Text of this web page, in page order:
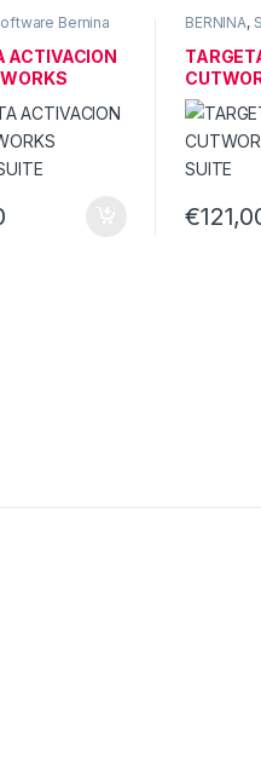
Bernina
ACTIVACION
BERNINA,
SUITE
€